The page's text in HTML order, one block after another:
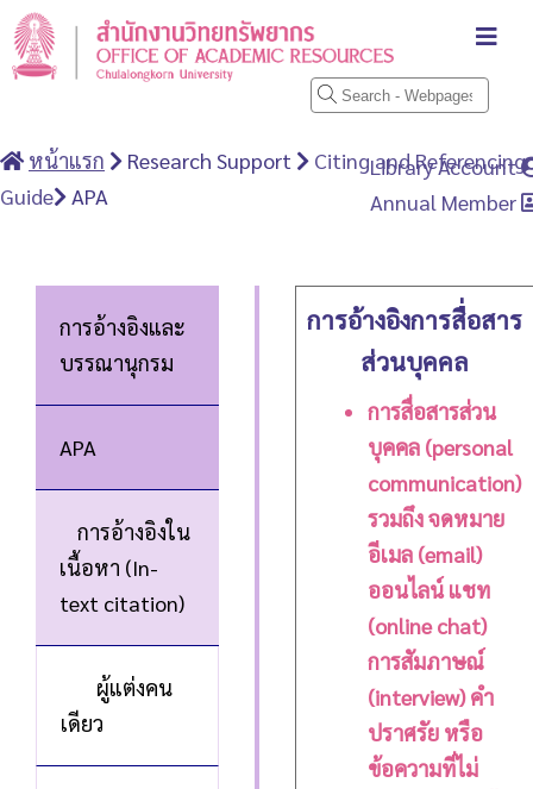
Library Account
Annual Member
หน้าแรก Research Support
Citing and Referencing
Guide
APA
การอ้างอิงและ
บรรณานุกรม
APA
การอ้างอิงใน
เนื้อหา (In-
text citation)
ผู้แต่งคน
เดียว
การอ้างอิงการสื่อสาร
ส่วนบุคคล
การสื่อสารส่วน
บุคคล (personal
communication)
รวมถึง จดหมาย
อีเมล (email)
ออนไลน์ แชท
(online chat)
การสัมภาษณ์
(interview) คำ
ปราศรัย หรือ
ข้อความที่ไม่